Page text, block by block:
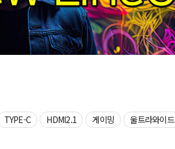
TYPE-C HDMI2.1 게이밍
울트라와이드